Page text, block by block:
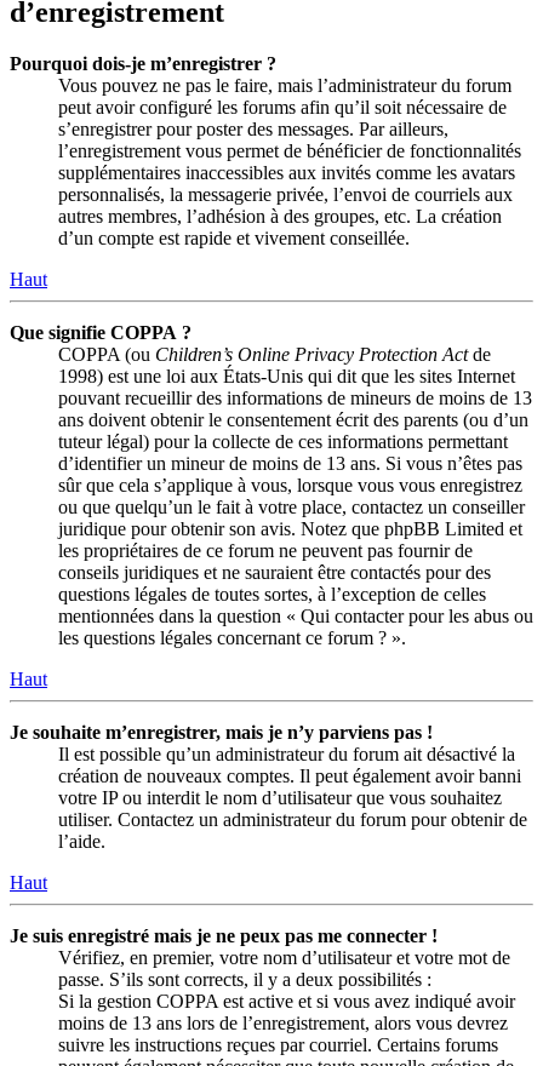
d’enregistrement
Pourquoi dois-je m’enregistrer ?
Vous pouvez ne pas le faire, mais l’administrateur du forum
peut avoir configuré les forums afin qu’il soit nécessaire de
s’enregistrer pour poster des messages. Par ailleurs,
l’enregistrement vous permet de bénéficier de fonctionnalités
supplémentaires inaccessibles aux invités comme les avatars
personnalisés, la messagerie privée, l’envoi de courriels aux
autres membres, l’adhésion à des groupes, etc. La création
d’un compte est rapide et vivement conseillée.
Haut
Que signifie COPPA ?
COPPA (ou Children’s Online Privacy Protection Actde
1998) est une loi aux États-Unis qui dit que les sites Internet
pouvant recueillir des informations de mineurs de moins de 13
ans doivent obtenir le consentement écrit des parents (ou d’un
tuteur légal) pour la collecte de ces informations permettant
d’identifier un mineur de moins de 13 ans. Si vous n’êtes pas
sûr que cela s’applique à vous, lorsque vous vous enregistrez
ou que quelqu’un le fait à votre place, contactez un conseiller
juridique pour obtenir son avis. Notez que phpBB Limited et
les propriétaires de ce forum ne peuvent pas fournir de
conseils juridiques et ne sauraient être contactés pour des
questions légales de toutes sortes, à l’exception de celles
mentionnées dans la question « Qui contacter pour les abus ou
les questions légales concernant ce forum ? ».
Haut
Je souhaite m’enregistrer, mais je n’y parviens pas !
Il est possible qu’un administrateur du forum ait désactivé la
création de nouveaux comptes. Il peut également avoir banni
votre IP ou interdit le nom d’utilisateur que vous souhaitez
utiliser. Contactez un administrateur du forum pour obtenir de
l’aide.
Haut
Je suis enregistré mais je ne peux pas me connecter !
Vérifiez, en premier, votre nom d’utilisateur et votre mot de
passe. S’ils sont corrects, il y a deux possibilités :
Si la gestion COPPA est active et si vous avez indiqué avoir
moins de 13 ans lors de l’enregistrement, alors vous devrez
suivre les instructions reçues par courriel. Certains forums